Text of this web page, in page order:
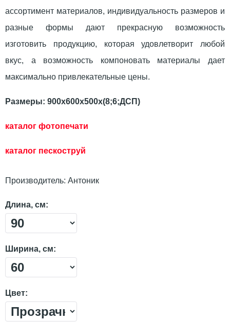
ассортимент материалов, индивидуальность размеров и
разные формы дают прекрасную возможность
изготовить продукцию, которая удовлетворит любой
вкус, а возможность компоновать материалы дает
максимально привлекательные цены.
Размеры: 900х600х500х(8;6;ДСП)
каталог фотопечати
каталог пескоструй
Производитель: Антоник
Длина, см:
Ширина, см:
Цвет: